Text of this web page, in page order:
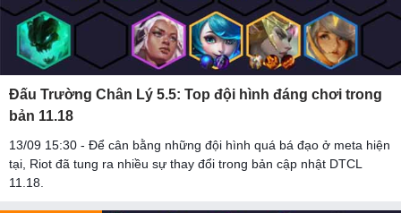
Đấu Trường Chân Lý 5.5: Top đội hình đáng chơi trong
bản 11.18
13/09 15:30 - Để cân bằng những đội hình quá bá đạo ở meta hiện
tại, Riot đã tung ra nhiều sự thay đổi trong bản cập nhật DTCL
11.18.